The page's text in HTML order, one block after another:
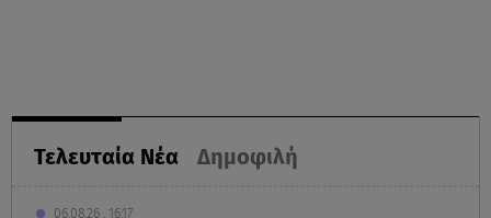
Τελευταία Νέα Δημοφιλή
06.08.26 , 16:17